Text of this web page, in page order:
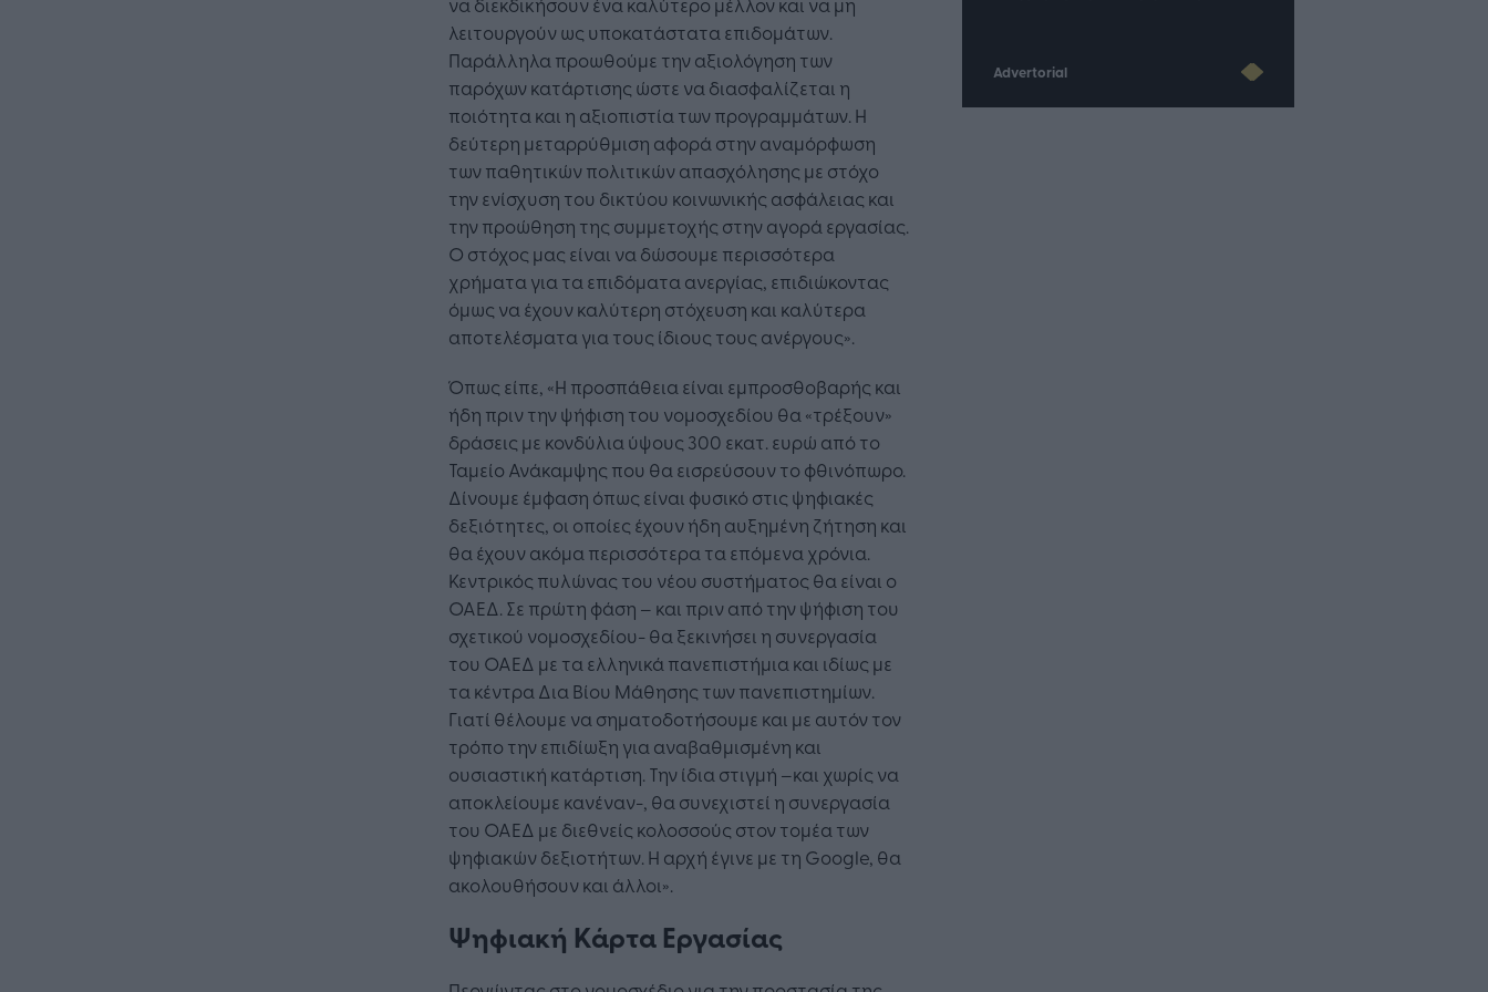
λειτουργούν ως υποκατάστατα επιδομάτων.
Παράλληλα προωθούμε την αξιολόγηση των
παρόχων κατάρτισης ώστε να διασφαλίζεται η
ποιότητα και η αξιοπιστία των προγραμμάτων. Η
δεύτερη μεταρρύθμιση αφορά στην αναμόρφωση
των παθητικών πολιτικών απασχόλησης με στόχο
την ενίσχυση του δικτύου κοινωνικής ασφάλειας και
την προώθηση της συμμετοχής στην αγορά εργασίας.
Ο στόχος μας είναι να δώσουμε περισσότερα
χρήματα για τα επιδόματα ανεργίας, επιδιώκοντας
όμως να έχουν καλύτερη στόχευση και καλύτερα
αποτελέσματα για τους ίδιους τους ανέργους».
Όπως είπε, «Η προσπάθεια είναι εμπροσθοβαρής και
ήδη πριν την ψήφιση του νομοσχεδίου θα «τρέξουν»
δράσεις με κονδύλια ύψους 300 εκατ. ευρώ από το
Ταμείο Ανάκαμψης που θα εισρεύσουν το φθινόπωρο.
Δίνουμε έμφαση όπως είναι φυσικό στις ψηφιακές
δεξιότητες, οι οποίες έχουν ήδη αυξημένη ζήτηση και
θα έχουν ακόμα περισσότερα τα επόμενα χρόνια.
Κεντρικός πυλώνας του νέου συστήματος θα είναι ο
ΟΑΕΔ. Σε πρώτη φάση – και πριν από την ψήφιση του
σχετικού νομοσχεδίου- θα ξεκινήσει η συνεργασία
του ΟΑΕΔ με τα ελληνικά πανεπιστήμια και ιδίως με
τα κέντρα Δια Βίου Μάθησης των πανεπιστημίων.
Γιατί θέλουμε να σηματοδοτήσουμε και με αυτόν τον
τρόπο την επιδίωξη για αναβαθμισμένη και
ουσιαστική κατάρτιση. Την ίδια στιγμή –και χωρίς να
αποκλείουμε κανέναν-, θα συνεχιστεί η συνεργασία
του ΟΑΕΔ με διεθνείς κολοσσούς στον τομέα των
ψηφιακών δεξιοτήτων. H αρχή έγινε με τη Google, θα
ακολουθήσουν και άλλοι».
Ψηφιακή Κάρτα Εργασίας
Advertorial